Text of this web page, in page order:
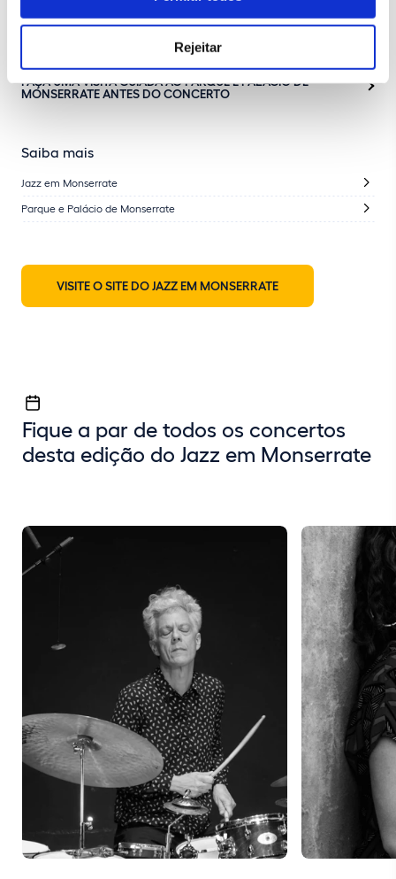
Rejeitar
Rádio oficial: Smooth FM
FAÇA UMA VISITA GUIADA AO PARQUE E PALÁCIO DE
MONSERRATE ANTES DO CONCERTO
Saiba mais
Jazz em Monserrate
Parque e Palácio de Monserrate
VISITE O SITE DO JAZZ EM MONSERRATE
Fique a par de todos os concertos
desta edição do Jazz em Monserrate